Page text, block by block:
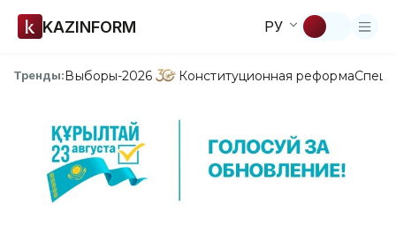
KAZINFORM РУ
Тренды:Выборы-2026 Конституционная реформа